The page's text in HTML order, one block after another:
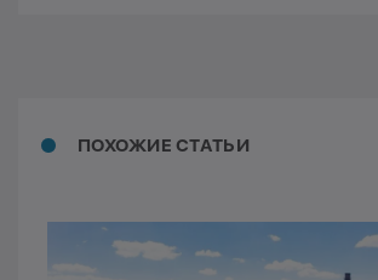
ПОХОЖИЕ СТАТЬИ